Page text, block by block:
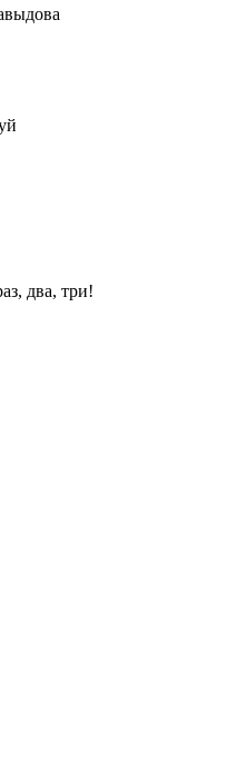
два, три!